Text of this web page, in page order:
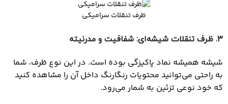
ظرف تنقلات سرامیکی
۳. ظرف تنقلات شیشه‌ای: شفافیت و مدرنیته
شیشه همیشه نماد پاکیزگی بوده است. در این نوع ظرف، شما
به راحتی می‌توانید محتویات رنگارنگ داخل آن را مشاهده کنید
که خود نوعی تزئین به شمار می‌رود.